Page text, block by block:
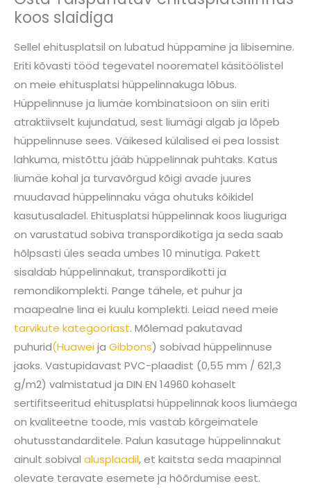
koos slaidiga
Sellel ehitusplatsil on lubatud hüppamine ja libisemine.
Eriti kõvasti tööd tegevatel noorematel käsitöölistel
on meie ehitusplatsi hüppelinnakuga lõbus.
Hüppelinnuse ja liumäe kombinatsioon on siin eriti
atraktiivselt kujundatud, sest liumägi algab ja lõpeb
hüppelinnuse sees. Väikesed külalised ei pea lossist
lahkuma, mistõttu jääb hüppelinnak puhtaks. Katus
liumäe kohal ja turvavõrgud kõigi avade juures
muudavad hüppelinnaku väga ohutuks kõikidel
kasutusaladel. Ehitusplatsi hüppelinnak koos liuguriga
on varustatud sobiva transpordikotiga ja seda saab
hõlpsasti üles seada umbes 10 minutiga. Pakett
sisaldab hüppelinnakut, transpordikotti ja
remondikomplekti. Pange tähele, et puhur ja
maapealne lina ei kuulu komplekti. Leiad need meie
tarvikute kategooriast. Mõlemad pakutavad
puhurid(Huaweija Gibbons) sobivad hüppelinnuse
jaoks. Vastupidavast PVC-plaadist (0,55 mm / 621,3
g/m2) valmistatud ja DIN EN 14960 kohaselt
sertifitseeritud ehitusplatsi hüppelinnak koos liumäega
on kvaliteetne toode, mis vastab kõrgeimatele
ohutusstandarditele. Palun kasutage hüppelinnakut
ainult sobival alusplaadil, et kaitsta seda maapinnal
olevate teravate esemete ja hõõrdumise eest.